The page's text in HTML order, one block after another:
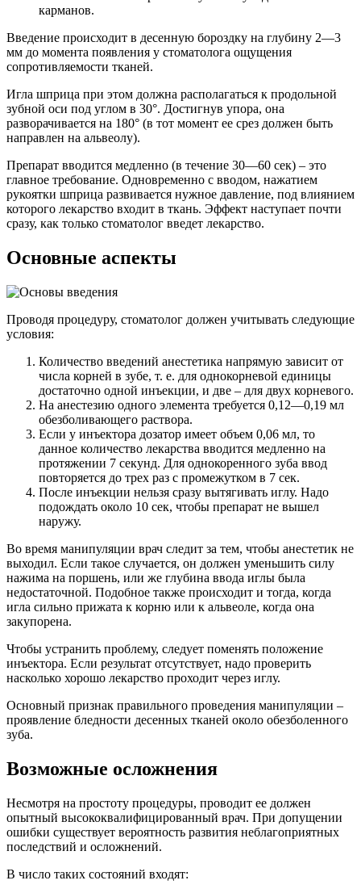
карманов.
Введение происходит в десенную бороздку на глубину 2—3
мм до момента появления у стоматолога ощущения
сопротивляемости тканей.
Игла шприца при этом должна располагаться к продольной
зубной оси под углом в 30°. Достигнув упора, она
разворачивается на 180° (в тот момент ее срез должен быть
направлен на альвеолу).
Препарат вводится медленно (в течение 30—60 сек) – это
главное требование. Одновременно с вводом, нажатием
рукоятки шприца развивается нужное давление, под влиянием
которого лекарство входит в ткань. Эффект наступает почти
сразу, как только стоматолог введет лекарство.
Основные аспекты
Проводя процедуру, стоматолог должен учитывать следующие
условия:
Количество введений анестетика напрямую зависит от
числа корней в зубе, т. е. для однокорневой единицы
достаточно одной инъекции, и две – для двух корневого.
На анестезию одного элемента требуется 0,12—0,19 мл
обезболивающего раствора.
Если у инъектора дозатор имеет объем 0,06 мл, то
данное количество лекарства вводится медленно на
протяжении 7 секунд. Для однокоренного зуба ввод
повторяется до трех раз с промежутком в 7 сек.
После инъекции нельзя сразу вытягивать иглу. Надо
подождать около 10 сек, чтобы препарат не вышел
наружу.
Во время манипуляции врач следит за тем, чтобы анестетик не
выходил. Если такое случается, он должен уменьшить силу
нажима на поршень, или же глубина ввода иглы была
недостаточной. Подобное также происходит и тогда, когда
игла сильно прижата к корню или к альвеоле, когда она
закупорена.
Чтобы устранить проблему, следует поменять положение
инъектора. Если результат отсутствует, надо проверить
насколько хорошо лекарство проходит через иглу.
Основный признак правильного проведения манипуляции –
проявление бледности десенных тканей около обезболенного
зуба.
Возможные осложнения
Несмотря на простоту процедуры, проводит ее должен
опытный высококвалифицированный врач. При допущении
ошибки существует вероятность развития неблагоприятных
последствий и осложнений.
В число таких состояний входят: